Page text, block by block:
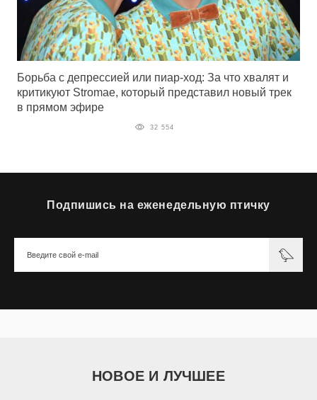
Борьба с депрессией или пиар-ход: За что хвалят и
критикуют Stromae, который представил новый трек
в прямом эфире
32 554
Подпишись на еженедельную птичку
НОВОЕ И ЛУЧШЕЕ